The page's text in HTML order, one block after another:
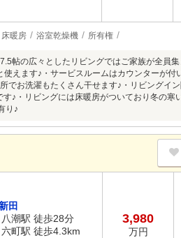
床暖房 浴室乾燥機 所有権
帖の広々としたリビングではご家族が全員
えます♪・サービスルームはカウンターが
でお洗濯もたくさん干せます♪・リビングイ
♪・リビングには床暖房がついており冬の
り♪
田
潮駅 徒歩28分
町駅 徒歩4.3km
3,980
万円